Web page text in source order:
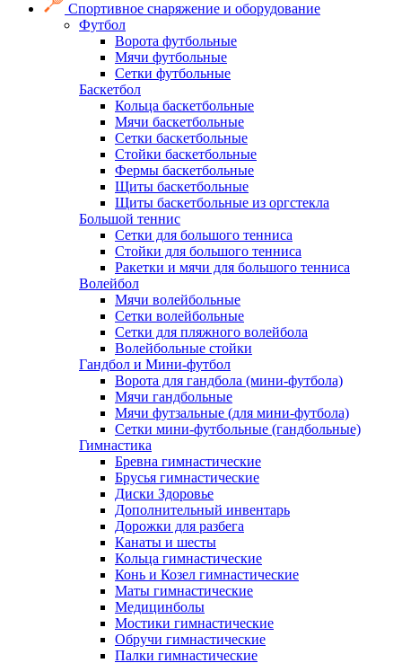
Спортивное снаряжение и оборудование
Футбол
Ворота футбольные
Мячи футбольные
Сетки футбольные
Баскетбол
Кольца баскетбольные
Мячи баскетбольные
Сетки баскетбольные
Стойки баскетбольные
Фермы баскетбольные
Щиты баскетбольные
Щиты баскетбольные из оргстекла
Большой теннис
Сетки для большого тенниса
Стойки для большого тенниса
Ракетки и мячи для большого тенниса
Волейбол
Мячи волейбольные
Сетки волейбольные
Сетки для пляжного волейбола
Волейбольные стойки
Гандбол и Мини-футбол
Ворота для гандбола (мини-футбола)
Мячи гандбольные
Мячи футзальные (для мини-футбола)
Сетки мини-футбольные (гандбольные)
Гимнастика
Бревна гимнастические
Брусья гимнастические
Диски Здоровье
Дополнительный инвентарь
Дорожки для разбега
Канаты и шесты
Кольца гимнастические
Конь и Козел гимнастические
Маты гимнастические
Медицинболы
Мостики гимнастические
Обручи гимнастические
Палки гимнастические